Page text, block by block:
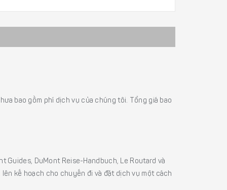
bao gồm phí dịch vụ của chúng tôi. Tổng giá bao
Guides, DuMont Reise-Handbuch, Le Routard và
kế hoạch cho chuyến đi và đặt dịch vụ một cách